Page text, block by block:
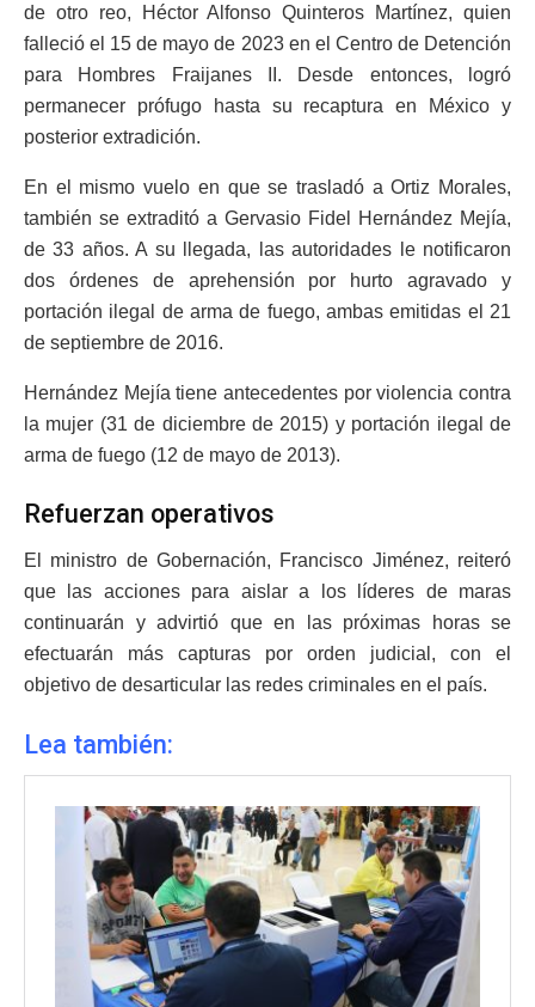
de otro reo, Héctor Alfonso Quinteros Martínez, quien
falleció el 15 de mayo de 2023 en el Centro de Detención
para Hombres Fraijanes II. Desde entonces, logró
permanecer prófugo hasta su recaptura en México y
posterior extradición.
En el mismo vuelo en que se trasladó a Ortiz Morales,
también se extraditó a Gervasio Fidel Hernández Mejía,
de 33 años. A su llegada, las autoridades le notificaron
dos órdenes de aprehensión por hurto agravado y
portación ilegal de arma de fuego, ambas emitidas el 21
de septiembre de 2016.
Hernández Mejía tiene antecedentes por violencia contra
la mujer (31 de diciembre de 2015) y portación ilegal de
arma de fuego (12 de mayo de 2013).
Refuerzan operativos
El ministro de Gobernación, Francisco Jiménez, reiteró
que las acciones para aislar a los líderes de maras
continuarán y advirtió que en las próximas horas se
efectuarán más capturas por orden judicial, con el
objetivo de desarticular las redes criminales en el país.
Lea también: